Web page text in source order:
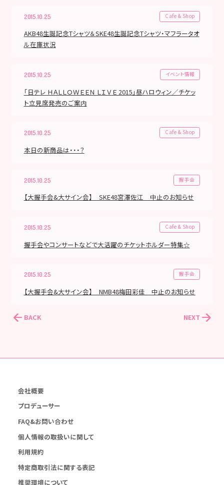
2015.10.25 Cafe & Shop
AKB48生誕記念Tシャツ＆SKE48生誕記念Tシャツ・マフラータオ
ル在庫状況
2015.10.25 イベント情報
「日テレ ＨＡＬＬＯＷＥＥＮ ＬＩＶＥ 2015」昼ハロウィン／チケッ
ト立見席発売のご案内
2015.10.25 Cafe & Shop
本日の新商品は・・・？
2015.10.25 握手会
【大握手会&大サイン会】 SKE48宮澤佐江 中止のお知らせ
2015.10.25 Cafe & Shop
握手会やコンサートなどで大活躍のチケットホルダー特集☆
2015.10.25 握手会
【大握手会&大サイン会】 NMB48梅田彩佳 中止のお知らせ
BACK NEXT
会社概要
プロデューサー
FAQ&お問い合わせ
個人情報の取扱いに関して
利用規約
特定商取引法に関する表記
推奨環境について